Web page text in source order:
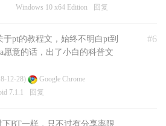
Windows 10 x64 Edition
回复
#6
于pt的教程文，始终不明白pt到
愿意的话，出了小白的科普文
12-28)
Google Chrome
7.1.1 回复
下BT一样，只不过有分享率限